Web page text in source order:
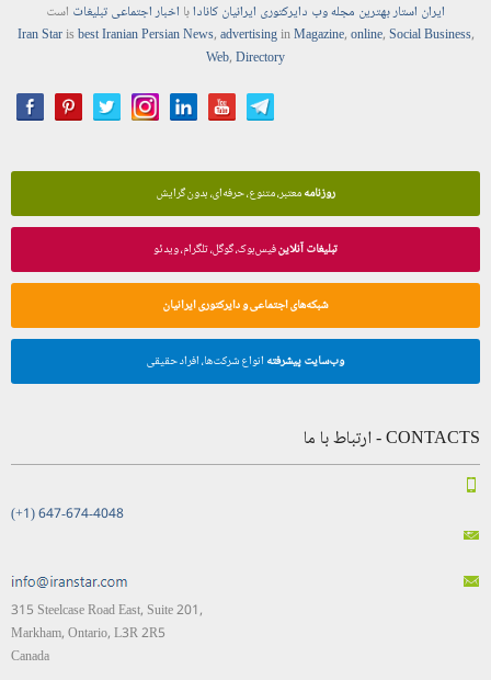
ایران استاربهترین مجلهوب دایرکتوری ایرانیان کانادابا اخباراجتماعیتبلیغات است
Iran Starisbest Iranian PersianNews,advertisinginMagazine,online,Social Business,
Web,Directory
روزنامهمعتبر، متنوع، حرفه‌ای، بدون گرایش
تبلیغات آنلاینفیس‌بوک، گوگل، تلگرام، ویدئو
شبکه‌های اجتماعی و دایرکتوری ایرانیان
وب‌سایت پیشرفته انواع شرکت‌ها، افراد حقیقی
CONTACTS - ارتباط با ما
(+1) 647-674-4048
315 Steelcase Road East, Suite 201,
Markham, Ontario, L3R 2R5
Canada